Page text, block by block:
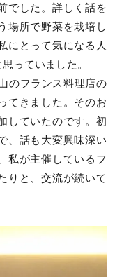
でした。詳しく話を
場所で野菜を栽培し
にとって気になる人
っていました。
のフランス料理店の
てきました。そのお
していたのです。初
、話も大変興味深い
私が主催しているフ
りと、交流が続いて